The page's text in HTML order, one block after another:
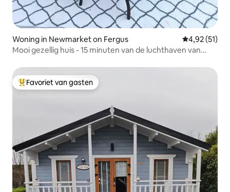
Woning in Newmarket on Fergus Gemiddelde
4,92 (51)
Mooi gezellig huis - 15 minuten van de luchthaven van
Topfavoriet van gasten
Favoriet van gasten